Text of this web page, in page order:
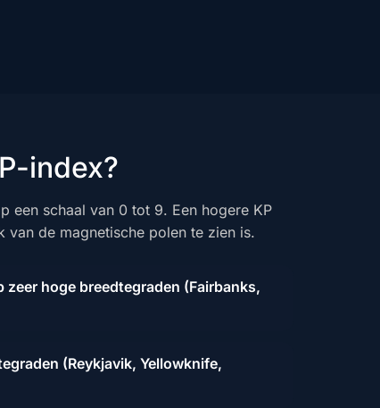
index?
een schaal van 0 tot 9. Een hogere KP
de magnetische polen te zien is.
hoge breedtegraden (Fairbanks,
(Reykjavik, Yellowknife,